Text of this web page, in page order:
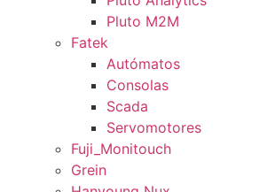
Pluto M2M
Fatek
Autómatos
Consolas
Scada
Servomotores
Fuji_Monitouch
Grein